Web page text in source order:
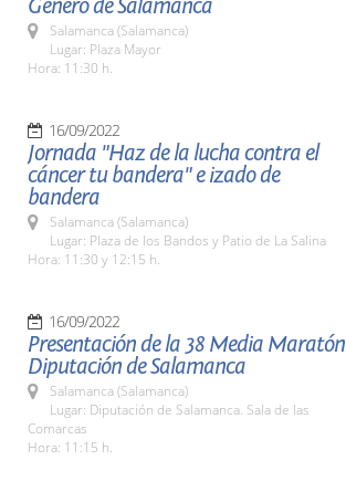
Género de Salamanca
Salamanca (Salamanca)
Lugar: Plaza Mayor
Hora: 11:30 h.
16/09/2022
Jornada "Haz de la lucha contra el
cáncer tu bandera" e izado de
bandera
Salamanca (Salamanca)
Lugar: Plaza de los Bandos y Patio de La Salina
Hora: 11:30 y 12:15 h.
16/09/2022
Presentación de la 38 Media Maratón
Diputación de Salamanca
Salamanca (Salamanca)
Lugar: Diputación de Salamanca. Sala de las
Comarcas
Hora: 11:15 h.